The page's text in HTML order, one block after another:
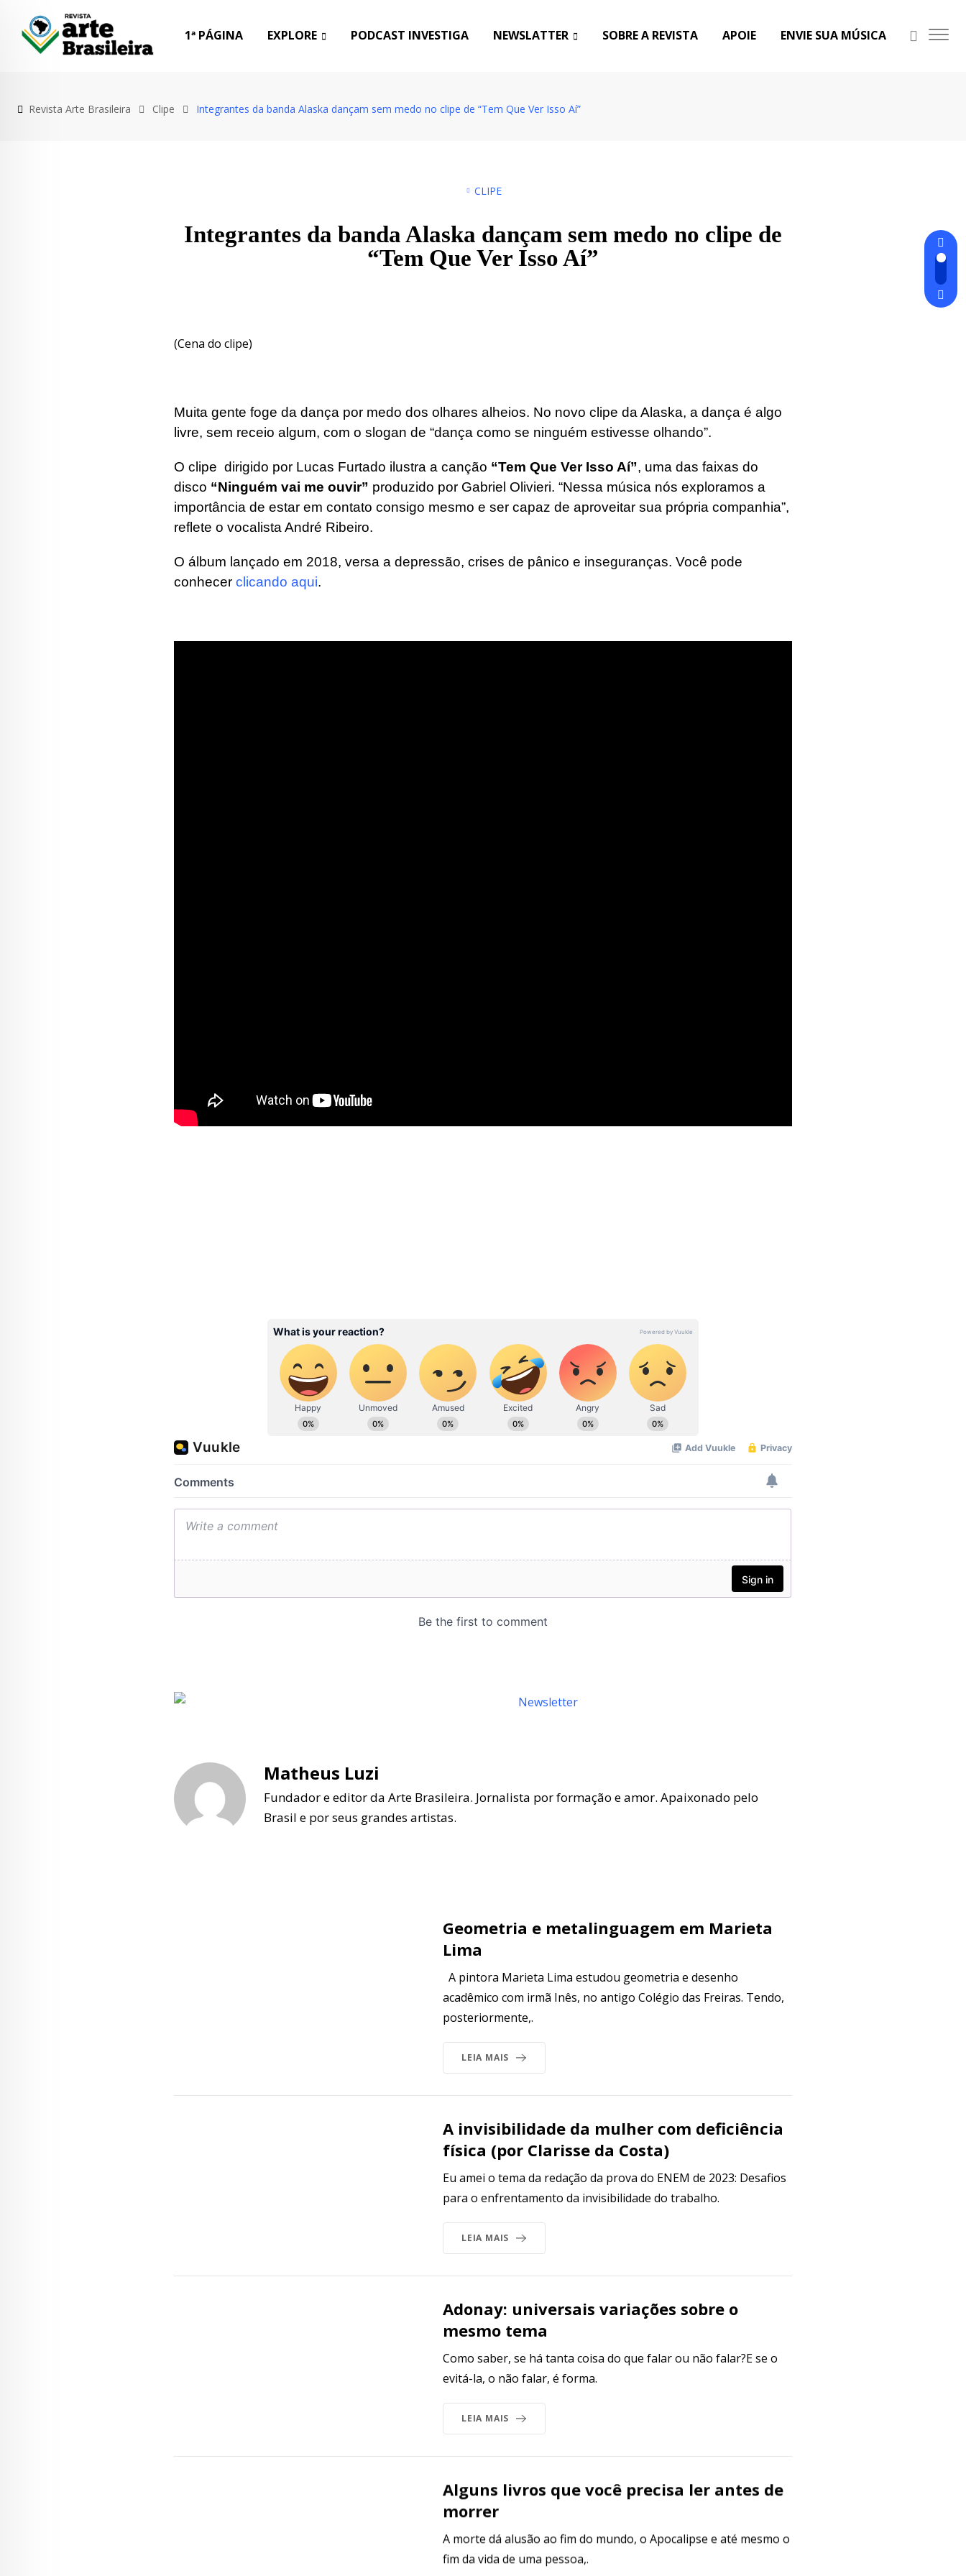
1ª PÁGINA EXPLORE PODCAST INVESTIGA NEWSLATTER SOBRE A REVISTA APOIE ENVIE SUA MÚSICA
Revista Arte Brasileira Clipe Integrantes da banda Alaska dançam sem medo no clipe de “Tem Que Ver Isso Aí”
CLIPE
Integrantes da banda Alaska dançam sem medo no clipe de
“Tem Que Ver Isso Aí”
(Cena do clipe)
Muita gente foge da dança por medo dos olhares alheios. No novo clipe da Alaska, a dança é algo
livre, sem receio algum, com o slogan de “dança como se ninguém estivesse olhando”.
O clipe dirigido por Lucas Furtado ilustra a canção “Tem Que Ver Isso Aí”, uma das faixas do
disco “Ninguém vai me ouvir” produzido por Gabriel Olivieri. “Nessa música nós exploramos a
importância de estar em contato consigo mesmo e ser capaz de aproveitar sua própria companhia”,
reflete o vocalista André Ribeiro.
O álbum lançado em 2018, versa a depressão, crises de pânico e inseguranças. Você pode
conhecer clicando aqui.
Matheus Luzi
Fundador e editor da Arte Brasileira. Jornalista por formação e amor. Apaixonado pelo
Brasil e por seus grandes artistas.
Geometria e metalinguagem em Marieta
Lima
A pintora Marieta Lima estudou geometria e desenho
acadêmico com irmã Inês, no antigo Colégio das Freiras. Tendo,
posteriormente,.
LEIA MAIS
A invisibilidade da mulher com deficiência
física (por Clarisse da Costa)
Eu amei o tema da redação da prova do ENEM de 2023: Desafios
para o enfrentamento da invisibilidade do trabalho.
LEIA MAIS
Adonay: universais variações sobre o
mesmo tema
Como saber, se há tanta coisa do que falar ou não falar?E se o
evitá-la, o não falar, é forma.
LEIA MAIS
Alguns livros que você precisa ler antes de
morrer
A morte dá alusão ao fim do mundo, o Apocalipse e até mesmo o
fim da vida de uma pessoa,.